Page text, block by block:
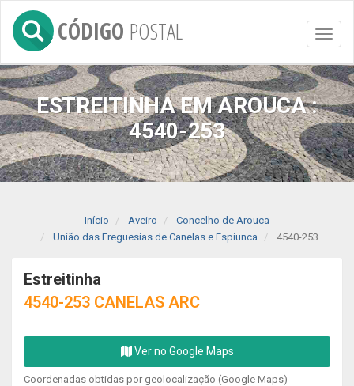
Toggle
CÓDIGO POSTAL
ESTREITINHA EM AROUCA :
4540-253
Início Aveiro
Concelho de Arouca
União das Freguesias de Canelas e Espiunca
4540-253
Estreitinha
4540-253 CANELAS ARC
Ver no Google Maps
Coordenadas obtidas por geolocalização (Google Maps)